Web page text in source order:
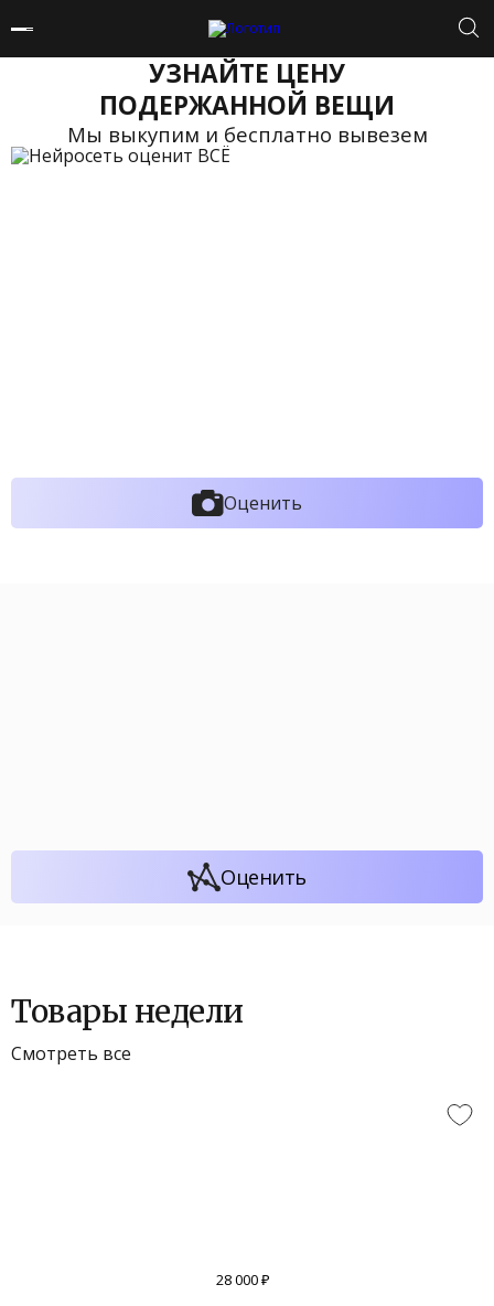
УЗНАЙТЕ ЦЕНУ
ПОДЕРЖАННОЙ ВЕЩИ
Мы выкупим и бесплатно вывезем
Оценить
Оценить
Товары недели
Смотреть все
28 000 ₽